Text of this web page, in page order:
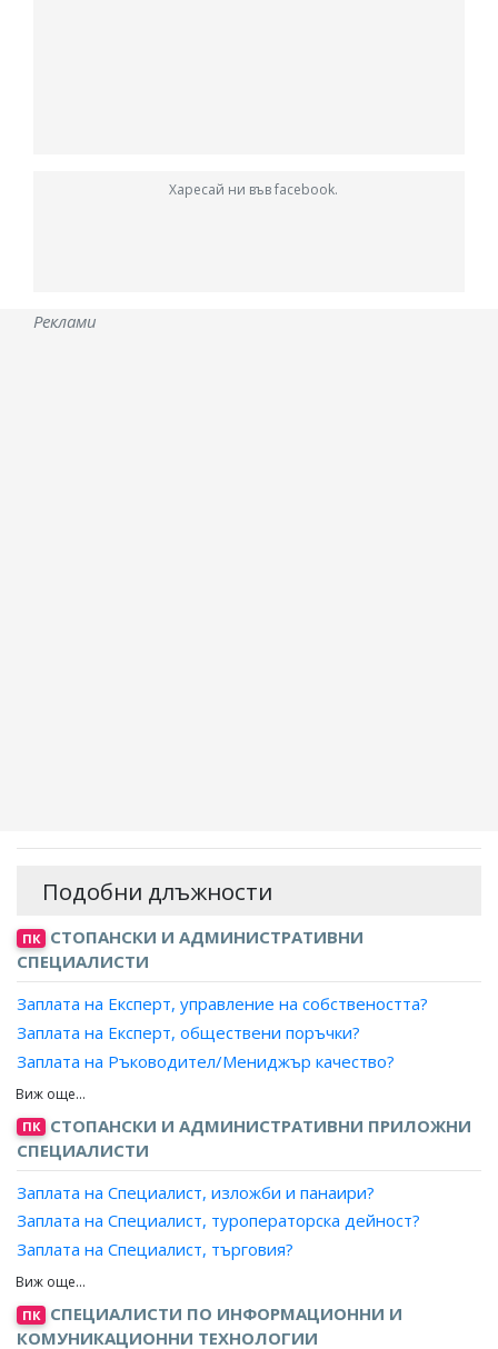
Харесай ни във facebook.
Реклами
Подобни длъжности
ПК СТОПАНСКИ И АДМИНИСТРАТИВНИ
СПЕЦИАЛИСТИ
Заплата на Експерт, управление на собствеността?
Заплата на Експерт, обществени поръчки?
Заплата на Ръководител/Мениджър качество?
Заплата на Експерт лизинг?
Заплата на Мениджър, ключови клиенти?
Заплата на Експерт доставки, преработваща
промишленост?
Заплата на Мениджър, проекти?
Заплата на Експерт, продажби?
Заплата на Търговски пълномощник?
Заплата на Ръководител търговски екип?
Заплата на Експерт, стопанска дейност?
Заплата на Експерт, бизнес развитие?
ПК СТОПАНСКИ И АДМИНИСТРАТИВНИ ПРИЛОЖНИ
СПЕЦИАЛИСТИ
Заплата на Специалист, изложби и панаири?
Заплата на Специалист, туроператорска дейност?
Заплата на Специалист, търговия?
Заплата на Специалист, продажби?
Заплата на Специалист, маркетинг и реклама?
Заплата на Рекламен агент?
ПК СПЕЦИАЛИСТИ ПО ИНФОРМАЦИОННИ И
КОМУНИКАЦИОННИ ТЕХНОЛОГИИ